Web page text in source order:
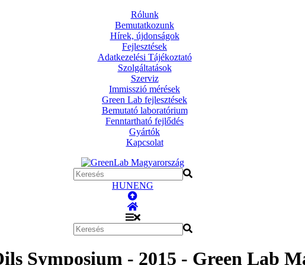
Rólunk
Bemutatkozunk
Hírek, újdonságok
Fejlesztések
Adatkezelési Tájékoztató
Szolgáltatások
Szerviz
Immisszió mérések
Green Lab fejlesztések
Bemutató laboratórium
Fenntartható fejlődés
Gyártók
Kapcsolat
HUNENG
Symposium - 2015 - Green Lab